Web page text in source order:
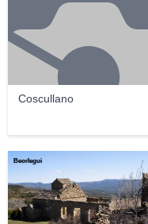
Coscullano
Beorlegui